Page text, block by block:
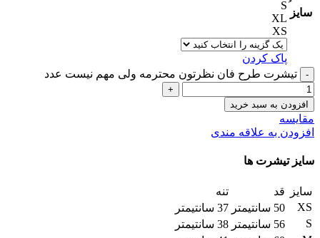
سایز XL
XS
پاک کردن
تیشرت طرح فان نظرتون محترمه ولی مهم نیست عدد
افزودن به سبد خرید
مقایسه
افزودن به علاقه مندی
سایز تیشرت ها
سایز قد
تنه
XS
50 سانتیمتر
37 سانتیمتر
S
56 سانتیمتر
38 سانتیمتر